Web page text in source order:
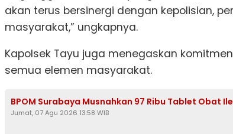
akan terus bersinergi dengan kepolisian,
masyarakat,” ungkapnya.
Kapolsek Tayu juga menegaskan
semua elemen masyarakat.
BPOM Surabaya Musnahkan 97 Ribu Tablet Obat
Jumat, 07 Agu 2026 13:58 WIB